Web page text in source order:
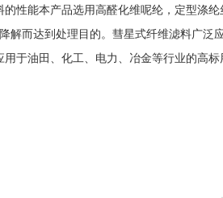
的性能本产品选用高醛化维呢纶，定型涤
解而达到处理目的。彗星式纤维滤料广泛
用于油田、化工、电力、冶金等行业的高